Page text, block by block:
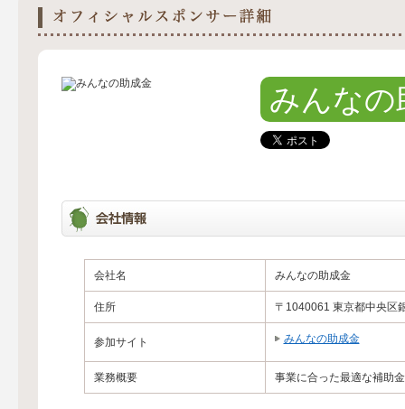
みんなの
会社名 みんなの助成金
住所 〒1040061 東京都中央区
参加サイト みんなの助成金
業務概要 事業に合った最適な補助